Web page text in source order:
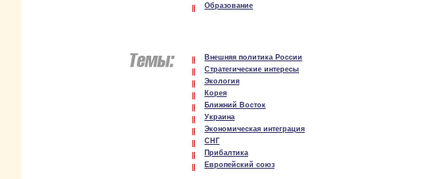
Образование
Внешняя политика России
Стратегические интересы
Экология
Корея
Ближний Восток
Украина
Экономическая интеграция
СНГ
Прибалтика
Европейский союз